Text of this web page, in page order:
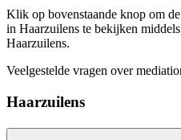
Klik op bovenstaande knop om
in Haarzuilens te bekijken
Haarzuilens.
Veelgestelde vragen over
Haarzuilens